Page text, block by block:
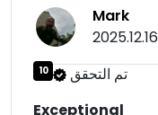
Mark
2025.12.16
10
تم التحقق
Exceptional